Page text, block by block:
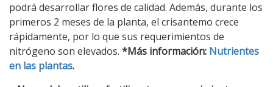
podrá desarrollar flores de calidad. Además, durante los
primeros 2 meses de la planta, el crisantemo crece
rápidamente, por lo que sus requerimientos de
nitrógeno son elevados. *Más información: Nutrientes
en las plantas.